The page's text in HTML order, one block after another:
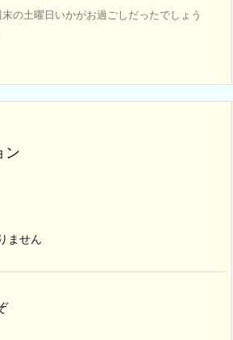
の土曜日いかがお過ごしだったでしょう
ン
ません